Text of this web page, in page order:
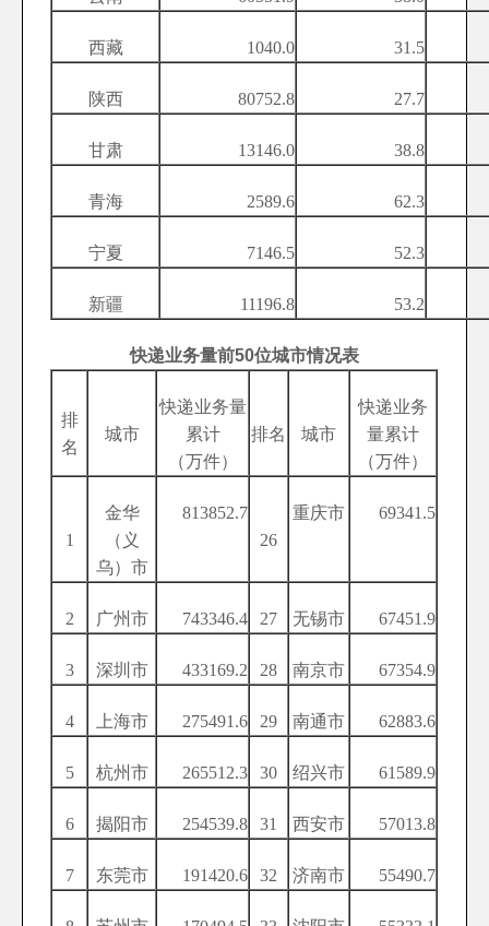
西藏 1040.0 31.5
陕西 80752.8 27.7
甘肃 13146.0 38.8
青海 2589.6 62.3
宁夏 7146.5 52.3
新疆 11196.8 53.2
快递业务量前50位城市情况表
排
名
城市
快递业务量
累计
（万件）
排名 城市
快递业务
量累计
（万件）
1
金华
（义
乌）市
813852.7
26
重庆市 69341.5
2 广州市 743346.4 27 无锡市 67451.9
3 深圳市 433169.2 28 南京市 67354.9
4 上海市 275491.6 29 南通市 62883.6
5 杭州市 265512.3 30 绍兴市 61589.9
6 揭阳市 254539.8 31 西安市 57013.8
7 东莞市 191420.6 32 济南市 55490.7